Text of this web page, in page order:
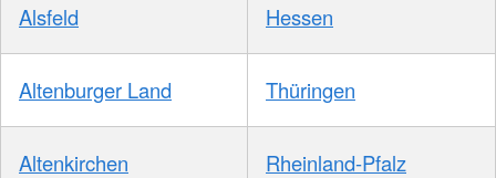
Alsfeld Hessen
Altenburger Land Thüringen
Altenkirchen Rheinland-Pfalz